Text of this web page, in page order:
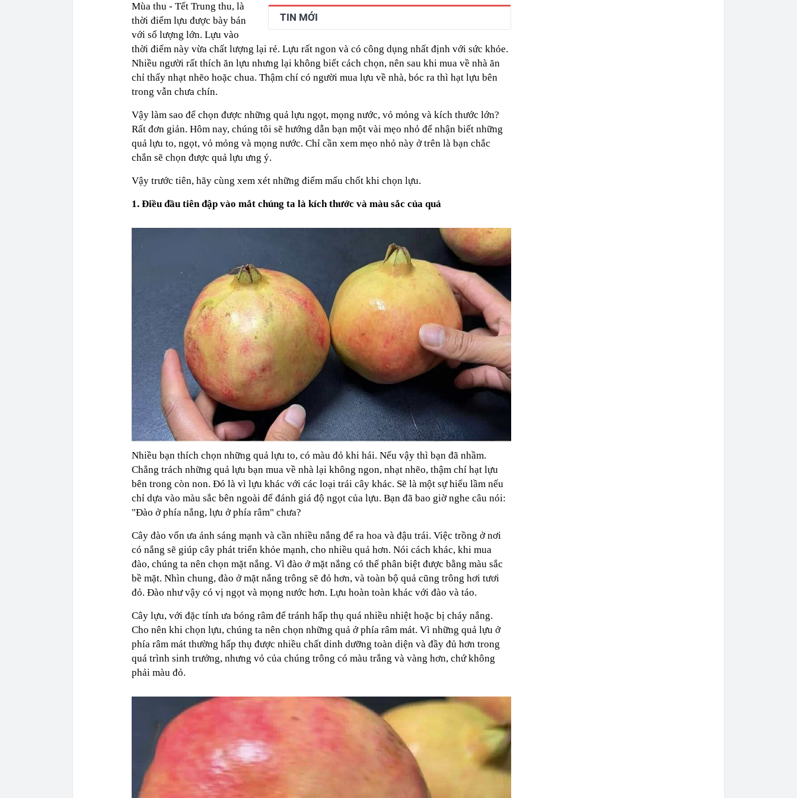
vừa mở quán liền "vỡ trận"
22:59
Bật điều hòa ngủ, người phụ nữ sốt cao liên tục, phổi tổn thương hơn
một nửa: Bác sĩ cảnh báo mối nguy ít ai ngờ ngay trong nhà
22:53
Quang Hùng MasterD cảnh báo nóng, tuyên bố hành động pháp lý
22:48
Danh tính tên trộm bánh xe ô tô ở khu đô thị Hà Nội
22:42
Cảnh báo các ứng dụng Android có thể âm thầm theo dõi vị trí người
TIN MỚI
Mùa thu - Tết Trung thu, là
thời điểm lựu được bày bán
với số lượng lớn. Lựu vào
thời điểm này vừa chất lượng lại rẻ. Lựu rất ngon và có công dụng nhất định với sức khỏe.
Nhiều người rất thích ăn lựu nhưng lại không biết cách chọn, nên sau khi mua về nhà ăn
chỉ thấy nhạt nhẽo hoặc chua. Thậm chí có người mua lựu về nhà, bóc ra thì hạt lựu bên
trong vẫn chưa chín.
Vậy làm sao để chọn được những quả lựu ngọt, mọng nước, vỏ mỏng và kích thước lớn?
Rất đơn giản. Hôm nay, chúng tôi sẽ hướng dẫn bạn một vài mẹo nhỏ để nhận biết những
quả lựu to, ngọt, vỏ mỏng và mọng nước. Chỉ cần xem mẹo nhỏ này ở trên là bạn chắc
chắn sẽ chọn được quả lựu ưng ý.
Vậy trước tiên, hãy cùng xem xét những điểm mấu chốt khi chọn lựu.
1. Điều đầu tiên đập vào mắt chúng ta là kích thước và màu sắc của quả
Nhiều bạn thích chọn những quả lựu to, có màu đỏ khi hái. Nếu vậy thì bạn đã nhầm.
Chẳng trách những quả lựu bạn mua về nhà lại không ngon, nhạt nhẽo, thậm chí hạt lựu
bên trong còn non. Đó là vì lựu khác với các loại trái cây khác. Sẽ là một sự hiểu lầm nếu
chỉ dựa vào màu sắc bên ngoài để đánh giá độ ngọt của lựu. Bạn đã bao giờ nghe câu nói:
"Đào ở phía nắng, lựu ở phía râm" chưa?
Cây đào vốn ưa ánh sáng mạnh và cần nhiều nắng để ra hoa và đậu trái. Việc trồng ở nơi
có nắng sẽ giúp cây phát triển khỏe mạnh, cho nhiều quả hơn. Nói cách khác, khi mua
đào, chúng ta nên chọn mặt nắng. Vì đào ở mặt nắng có thể phân biệt được bằng màu sắc
bề mặt. Nhìn chung, đào ở mặt nắng trông sẽ đỏ hơn, và toàn bộ quả cũng trông hơi tươi
đỏ. Đào như vậy có vị ngọt và mọng nước hơn. Lựu hoàn toàn khác với đào và táo.
Cây lựu, với đặc tính ưa bóng râm để tránh hấp thụ quá nhiều nhiệt hoặc bị cháy nắng.
Cho nên khi chọn lựu, chúng ta nên chọn những quả ở phía râm mát. Vì những quả lựu ở
phía râm mát thường hấp thụ được nhiều chất dinh dưỡng toàn diện và đầy đủ hơn trong
quá trình sinh trưởng, nhưng vỏ của chúng trông có màu trắng và vàng hơn, chứ không
phải màu đỏ.